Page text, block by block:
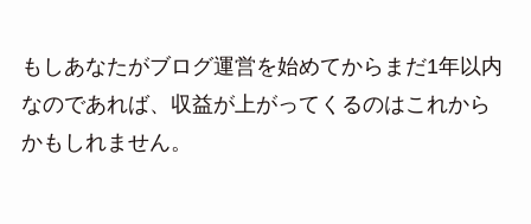
もしあなたがブログ運営を始めてからまだ1年以内
なのであれば、収益が上がってくるのはこれから
かもしれません。